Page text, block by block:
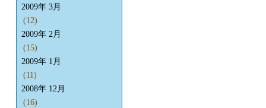
2009年 3月
(12)
2009年 2月
(15)
2009年 1月
(11)
2008年 12月
(16)